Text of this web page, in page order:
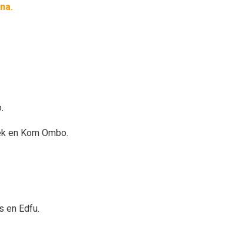
en Kom Ombo.
en Edfu.